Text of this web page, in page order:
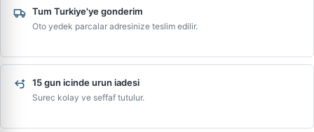
Tum Turkiye'ye gonderim
Oto yedek parcalar adresinize teslim edilir.
15 gun icinde urun iadesi
Surec kolay ve seffaf tutulur.